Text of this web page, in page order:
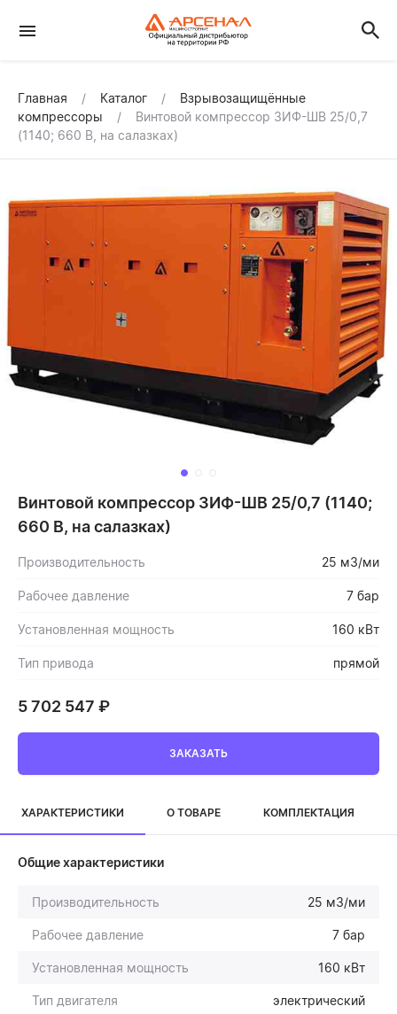
Главная Каталог
Взрывозащищённые
компрессоры
Винтовой компрессор ЗИФ-ШВ 25/0,7
(1140; 660 В, на салазках)
Винтовой компрессор ЗИФ-ШВ 25/0,7 (1140;
660 В, на салазках)
Производительность 25 м3/ми
Рабочее давление 7 бар
Установленная мощность 160 кВт
Тип привода прямой
5 702 547 ₽
ЗАКАЗАТЬ
ХАРАКТЕРИСТИКИ О ТОВАРЕ КОМПЛЕКТАЦИЯ
Общие характеристики
Производительность 25 м3/ми
Рабочее давление 7 бар
Установленная мощность 160 кВт
Тип двигателя электрический